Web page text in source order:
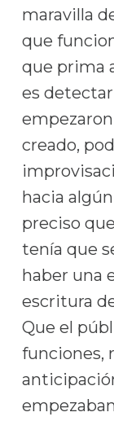
maravilla
que
que prima
es
creado,
hacia
preciso
tenía que
haber una
escritura
Que el
funciones,